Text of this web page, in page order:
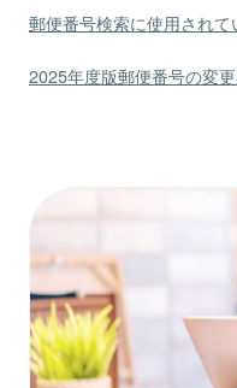
郵便番号検索に使用され
2025年度版郵便番号の変